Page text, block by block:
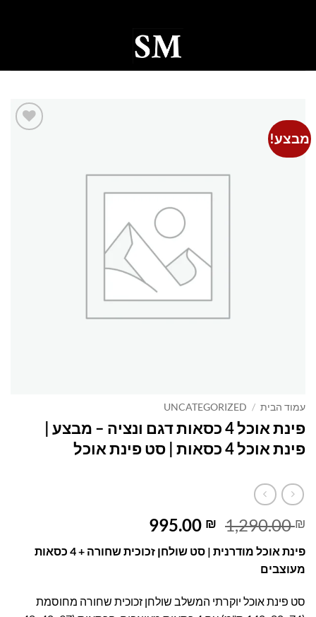
מבצע!
עמוד הבית /
UNCATEGORIZED
פינת אוכל 4 כסאות דגם ונציה – מבצע |
פינת אוכל 4 כסאות | סט פינת אוכל
1,290.00₪
המחיר
המקורי
היה:
995.00 ₪
הוא:
פינת אוכל מודרנית | סט שולחן זכוכית שחורה + 4 כסאות
מעוצבים
סט פינת אוכל יוקרתי המשלב שולחן זכוכית שחורה מחוסמת